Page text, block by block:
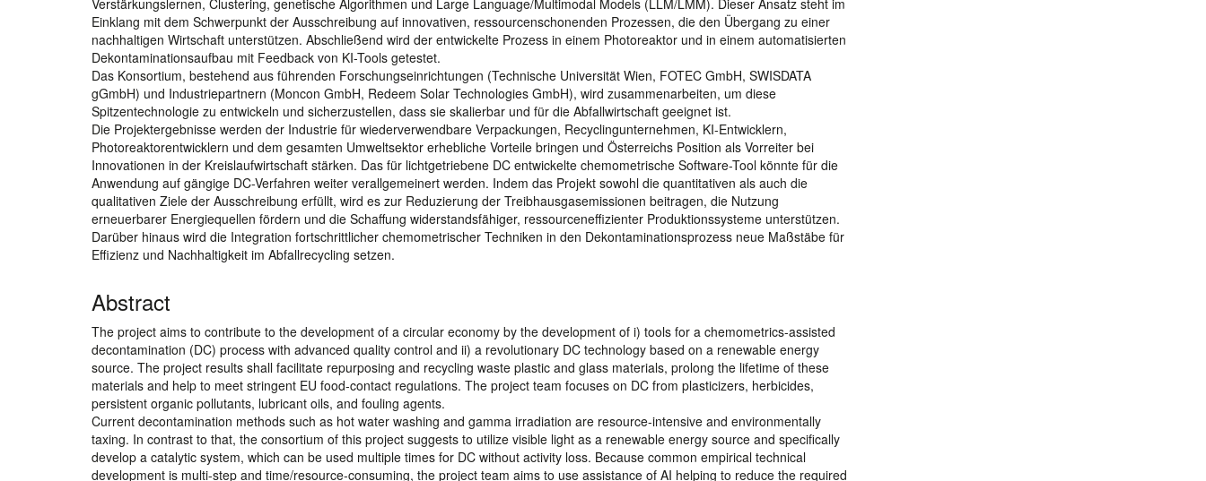
Einklang mit dem Schwerpunkt der Ausschreibung auf innovativen, ressourcenschonenden Prozessen, die den Übergang zu einer
nachhaltigen Wirtschaft unterstützen. Abschließend wird der entwickelte Prozess in einem Photoreaktor und in einem automatisierten
Dekontaminationsaufbau mit Feedback von KI-Tools getestet.
Das Konsortium, bestehend aus führenden Forschungseinrichtungen (Technische Universität Wien, FOTEC GmbH, SWISDATA
gGmbH) und Industriepartnern (Moncon GmbH, Redeem Solar Technologies GmbH), wird zusammenarbeiten, um diese
Spitzentechnologie zu entwickeln und sicherzustellen, dass sie skalierbar und für die Abfallwirtschaft geeignet ist.
Die Projektergebnisse werden der Industrie für wiederverwendbare Verpackungen, Recyclingunternehmen, KI-Entwicklern,
Photoreaktorentwicklern und dem gesamten Umweltsektor erhebliche Vorteile bringen und Österreichs Position als Vorreiter bei
Innovationen in der Kreislaufwirtschaft stärken. Das für lichtgetriebene DC entwickelte chemometrische Software-Tool könnte für die
Anwendung auf gängige DC-Verfahren weiter verallgemeinert werden. Indem das Projekt sowohl die quantitativen als auch die
qualitativen Ziele der Ausschreibung erfüllt, wird es zur Reduzierung der Treibhausgasemissionen beitragen, die Nutzung
erneuerbarer Energiequellen fördern und die Schaffung widerstandsfähiger, ressourceneffizienter Produktionssysteme unterstützen.
Darüber hinaus wird die Integration fortschrittlicher chemometrischer Techniken in den Dekontaminationsprozess neue Maßstäbe für
Effizienz und Nachhaltigkeit im Abfallrecycling setzen.
Abstract
The project aims to contribute to the development of a circular economy by the development of i) tools for a chemometrics-assisted
decontamination (DC) process with advanced quality control and ii) a revolutionary DC technology based on a renewable energy
source. The project results shall facilitate repurposing and recycling waste plastic and glass materials, prolong the lifetime of these
materials and help to meet stringent EU food-contact regulations. The project team focuses on DC from plasticizers, herbicides,
persistent organic pollutants, lubricant oils, and fouling agents.
Current decontamination methods such as hot water washing and gamma irradiation are resource-intensive and environmentally
taxing. In contrast to that, the consortium of this project suggests to utilize visible light as a renewable energy source and specifically
develop a catalytic system, which can be used multiple times for DC without activity loss. Because common empirical technical
development is multi-step and time/resource-consuming, the project team aims to use assistance of AI helping to reduce the required